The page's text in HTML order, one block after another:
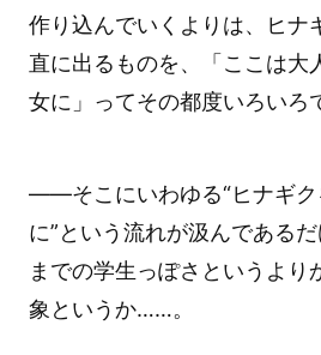
作り込んでいくよりは、ヒナ
直に出るものを、「ここは大
女に」ってその都度いろいろ
――そこにいわゆる“ヒナギク
に”という流れが汲んである
までの学生っぽさというより
象というか……。